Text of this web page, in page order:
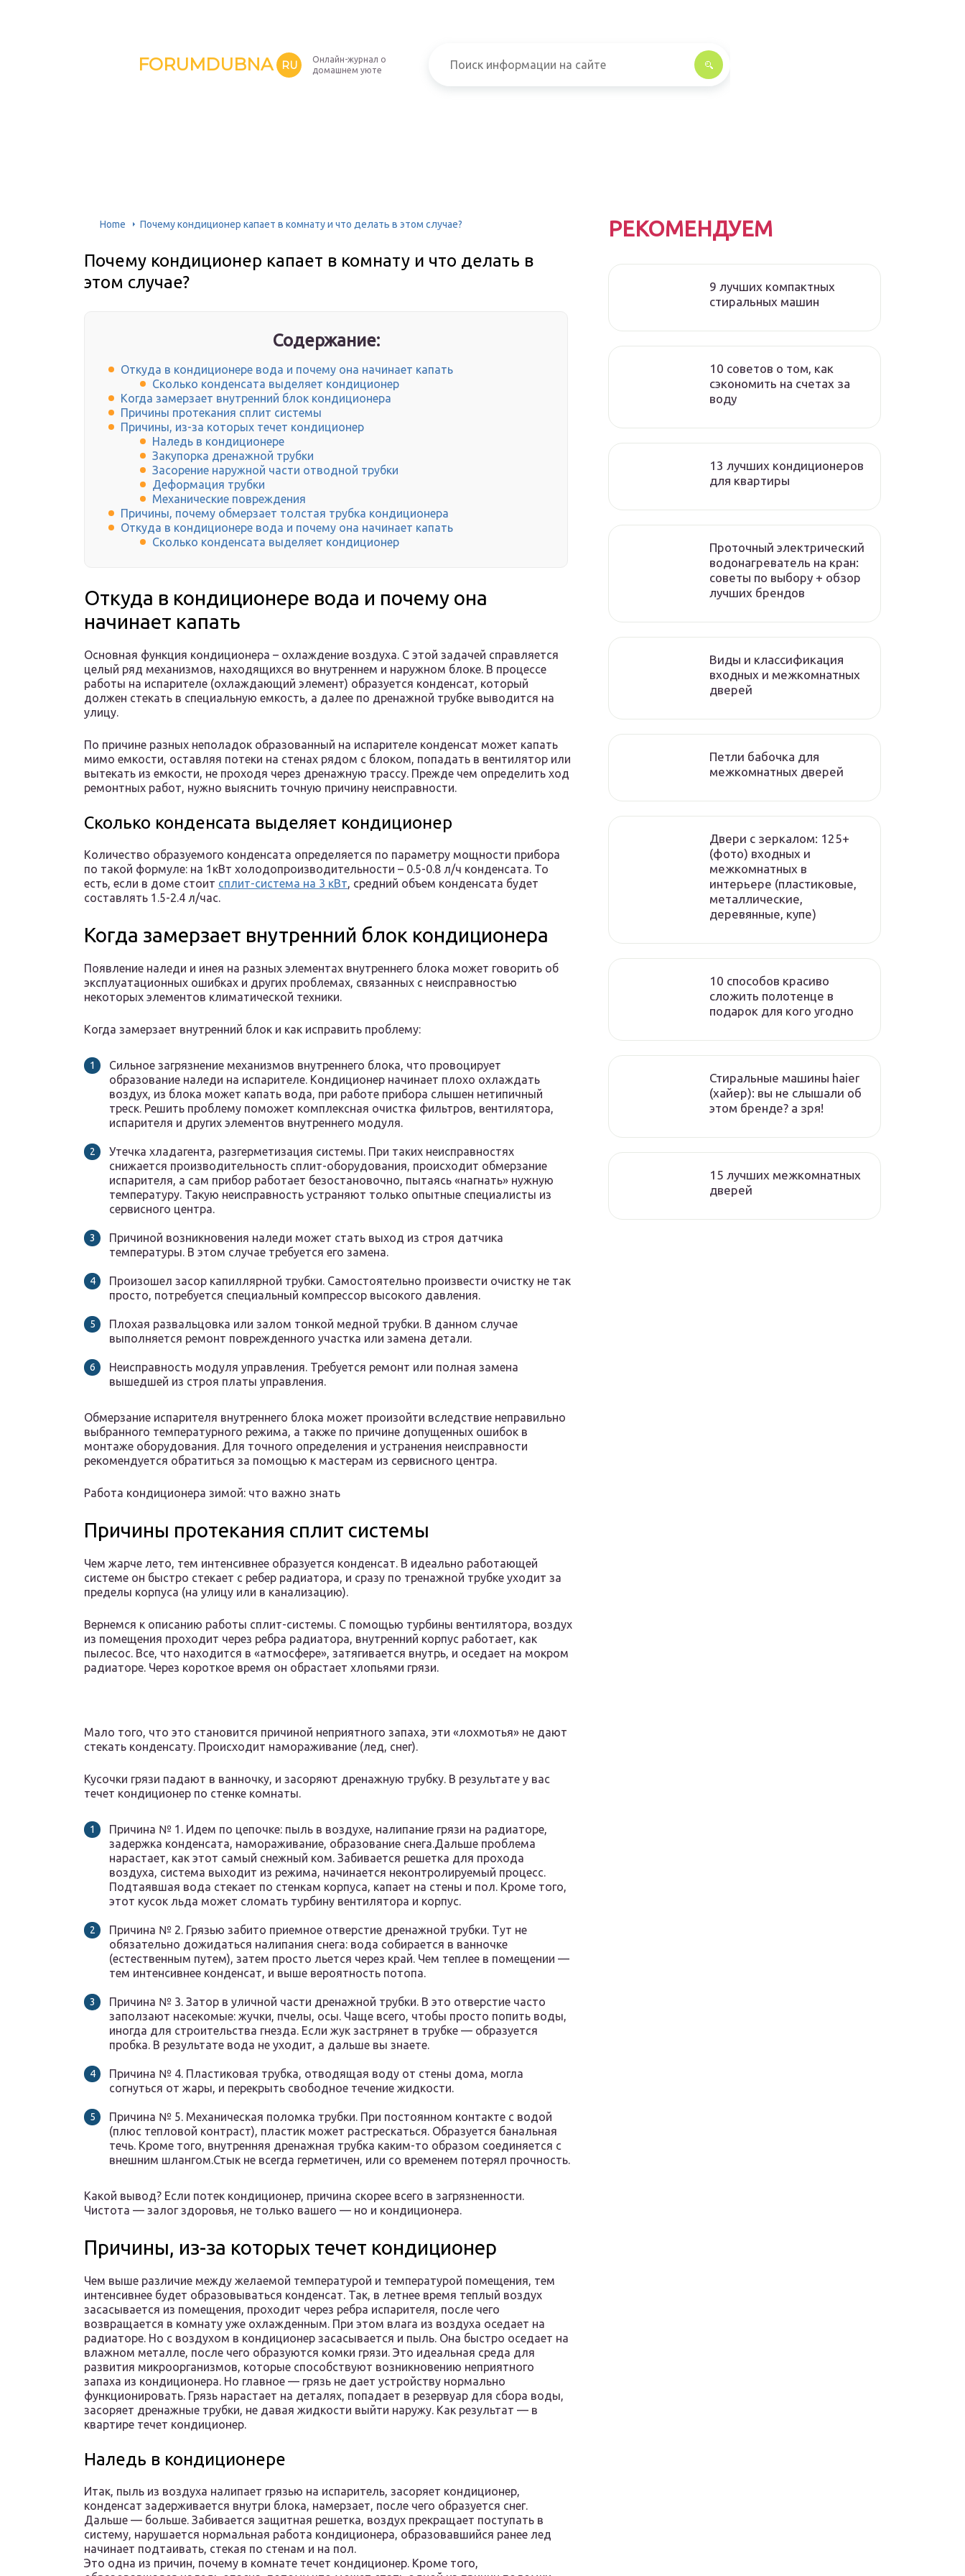
FORUMDUBNA RU
Онлайн-журнал о
домашнем уюте
Home Почему кондиционер капает в комнату и что делать в этом случае?
Почему кондиционер капает в комнату и что делать в
этом случае?
Содержание:
Откуда в кондиционере вода и почему она начинает капать
Сколько конденсата выделяет кондиционер
Когда замерзает внутренний блок кондиционера
Причины протекания сплит системы
Причины, из-за которых течет кондиционер
Наледь в кондиционере
Закупорка дренажной трубки
Засорение наружной части отводной трубки
Деформация трубки
Механические повреждения
Причины, почему обмерзает толстая трубка кондиционера
Откуда в кондиционере вода и почему она начинает капать
Сколько конденсата выделяет кондиционер
Откуда в кондиционере вода и почему она
начинает капать
Основная функция кондиционера – охлаждение воздуха. С этой задачей справляется
целый ряд механизмов, находящихся во внутреннем и наружном блоке. В процессе
работы на испарителе (охлаждающий элемент) образуется конденсат, который
должен стекать в специальную емкость, а далее по дренажной трубке выводится на
улицу.
По причине разных неполадок образованный на испарителе конденсат может капать
мимо емкости, оставляя потеки на стенах рядом с блоком, попадать в вентилятор или
вытекать из емкости, не проходя через дренажную трассу. Прежде чем определить ход
ремонтных работ, нужно выяснить точную причину неисправности.
Сколько конденсата выделяет кондиционер
Количество образуемого конденсата определяется по параметру мощности прибора
по такой формуле: на 1кВт холодопроизводительности – 0.5-0.8 л/ч конденсата. То
есть, если в доме стоит сплит-система на 3 кВт, средний объем конденсата будет
составлять 1.5-2.4 л/час.
Когда замерзает внутренний блок кондиционера
Появление наледи и инея на разных элементах внутреннего блока может говорить об
эксплуатационных ошибках и других проблемах, связанных с неисправностью
некоторых элементов климатической техники.
Когда замерзает внутренний блок и как исправить проблему:
Сильное загрязнение механизмов внутреннего блока, что провоцирует
образование наледи на испарителе. Кондиционер начинает плохо охлаждать
воздух, из блока может капать вода, при работе прибора слышен нетипичный
треск. Решить проблему поможет комплексная очистка фильтров, вентилятора,
испарителя и других элементов внутреннего модуля.
Утечка хладагента, разгерметизация системы. При таких неисправностях
снижается производительность сплит-оборудования, происходит обмерзание
испарителя, а сам прибор работает безостановочно, пытаясь «нагнать» нужную
температуру. Такую неисправность устраняют только опытные специалисты из
сервисного центра.
Причиной возникновения наледи может стать выход из строя датчика
температуры. В этом случае требуется его замена.
Произошел засор капиллярной трубки. Самостоятельно произвести очистку не так
просто, потребуется специальный компрессор высокого давления.
Плохая развальцовка или залом тонкой медной трубки. В данном случае
выполняется ремонт поврежденного участка или замена детали.
Неисправность модуля управления. Требуется ремонт или полная замена
вышедшей из строя платы управления.
Обмерзание испарителя внутреннего блока может произойти вследствие неправильно
выбранного температурного режима, а также по причине допущенных ошибок в
монтаже оборудования. Для точного определения и устранения неисправности
рекомендуется обратиться за помощью к мастерам из сервисного центра.
Работа кондиционера зимой: что важно знать
Причины протекания сплит системы
Чем жарче лето, тем интенсивнее образуется конденсат. В идеально работающей
системе он быстро стекает с ребер радиатора, и сразу по тренажной трубке уходит за
пределы корпуса (на улицу или в канализацию).
Вернемся к описанию работы сплит-системы. С помощью турбины вентилятора, воздух
из помещения проходит через ребра радиатора, внутренний корпус работает, как
пылесос. Все, что находится в «атмосфере», затягивается внутрь, и оседает на мокром
радиаторе. Через короткое время он обрастает хлопьями грязи.
Мало того, что это становится причиной неприятного запаха, эти «лохмотья» не дают
стекать конденсату. Происходит намораживание (лед, снег).
Кусочки грязи падают в ванночку, и засоряют дренажную трубку. В результате у вас
течет кондиционер по стенке комнаты.
Причина № 1. Идем по цепочке: пыль в воздухе, налипание грязи на радиаторе,
задержка конденсата, намораживание, образование снега.Дальше проблема
нарастает, как этот самый снежный ком. Забивается решетка для прохода
воздуха, система выходит из режима, начинается неконтролируемый процесс.
Подтаявшая вода стекает по стенкам корпуса, капает на стены и пол. Кроме того,
этот кусок льда может сломать турбину вентилятора и корпус.
Причина № 2. Грязью забито приемное отверстие дренажной трубки. Тут не
обязательно дожидаться налипания снега: вода собирается в ванночке
(естественным путем), затем просто льется через край. Чем теплее в помещении —
тем интенсивнее конденсат, и выше вероятность потопа.
Причина № 3. Затор в уличной части дренажной трубки. В это отверстие часто
заползают насекомые: жучки, пчелы, осы. Чаще всего, чтобы просто попить воды,
иногда для строительства гнезда. Если жук застрянет в трубке — образуется
пробка. В результате вода не уходит, а дальше вы знаете.
Причина № 4. Пластиковая трубка, отводящая воду от стены дома, могла
согнуться от жары, и перекрыть свободное течение жидкости.
Причина № 5. Механическая поломка трубки. При постоянном контакте с водой
(плюс тепловой контраст), пластик может растрескаться. Образуется банальная
течь. Кроме того, внутренняя дренажная трубка каким-то образом соединяется с
внешним шлангом.Стык не всегда герметичен, или со временем потерял прочность.
Какой вывод? Если потек кондиционер, причина скорее всего в загрязненности.
Чистота — залог здоровья, не только вашего — но и кондиционера.
Причины, из-за которых течет кондиционер
Чем выше различие между желаемой температурой и температурой помещения, тем
интенсивнее будет образовываться конденсат. Так, в летнее время теплый воздух
засасывается из помещения, проходит через ребра испарителя, после чего
возвращается в комнату уже охлажденным. При этом влага из воздуха оседает на
радиаторе. Но с воздухом в кондиционер засасывается и пыль. Она быстро оседает на
влажном металле, после чего образуются комки грязи. Это идеальная среда для
развития микроорганизмов, которые способствуют возникновению неприятного
запаха из кондиционера. Но главное — грязь не дает устройству нормально
функционировать. Грязь нарастает на деталях, попадает в резервуар для сбора воды,
засоряет дренажные трубки, не давая жидкости выйти наружу. Как результат — в
квартире течет кондиционер.
Наледь в кондиционере
Итак, пыль из воздуха налипает грязью на испаритель, засоряет кондиционер,
конденсат задерживается внутри блока, намерзает, после чего образуется снег.
Дальше — больше. Забивается защитная решетка, воздух прекращает поступать в
систему, нарушается нормальная работа кондиционера, образовавшийся ранее лед
начинает подтаивать, стекая по стенам и на пол.
Это одна из причин, почему в комнате течет кондиционер. Кроме того,
РЕКОМЕНДУЕМ
9 лучших компактных
стиральных машин
10 советов о том, как
сэкономить на счетах за
воду
13 лучших кондиционеров
для квартиры
Проточный электрический
водонагреватель на кран:
советы по выбору + обзор
лучших брендов
Виды и классификация
входных и межкомнатных
дверей
Петли бабочка для
межкомнатных дверей
Двери с зеркалом: 125+
(фото) входных и
межкомнатных в
интерьере (пластиковые,
металлические,
деревянные, купе)
10 способов красиво
сложить полотенце в
подарок для кого угодно
Стиральные машины haier
(хайер): вы не слышали об
этом бренде? а зря!
15 лучших межкомнатных
дверей